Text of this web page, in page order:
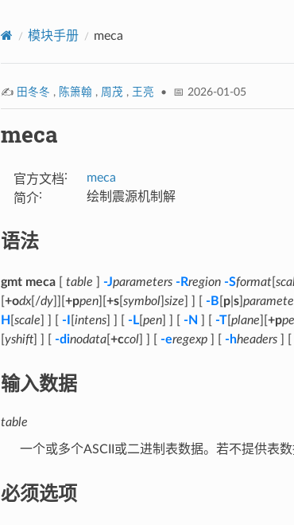
模块手册 meca
✍️ 田冬冬 , 陈箫翰 , 周茂 , 王亮 • 📅 2026-01-05
meca
官方文档:
meca
简介: 绘制震源机制解
语法
gmt meca[ table -Jparameters -Rregion -Sformat[
+odx[/dy]][ +ppen][ +s[ symbol] size -B p| s]
H scale -I intens] ] [ -L[ pen] ] [ -N -T[ plane +p
yshift] ] [ -dinodata[ +ccol] ] [ -eregexp] [ -hheaders] [
输入数据
table
一个或多个ASCII或二进制表数据。若不提供表
必须选项